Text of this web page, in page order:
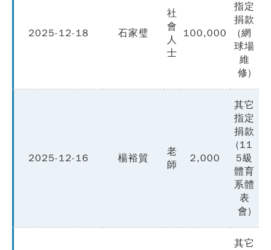
2025-12-18 石家璧
社
會
人
士
100,000
指定
捐款
(網
球場
維
修)
2025-12-16 楊裕貿
老
師
2,000
其它
指定
捐款
(11
5級
體育
系體
表
會)
其它